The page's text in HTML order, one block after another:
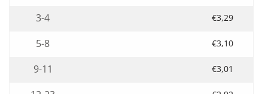
3-4 €3,29
5-8 €3,10
9-11 €3,01